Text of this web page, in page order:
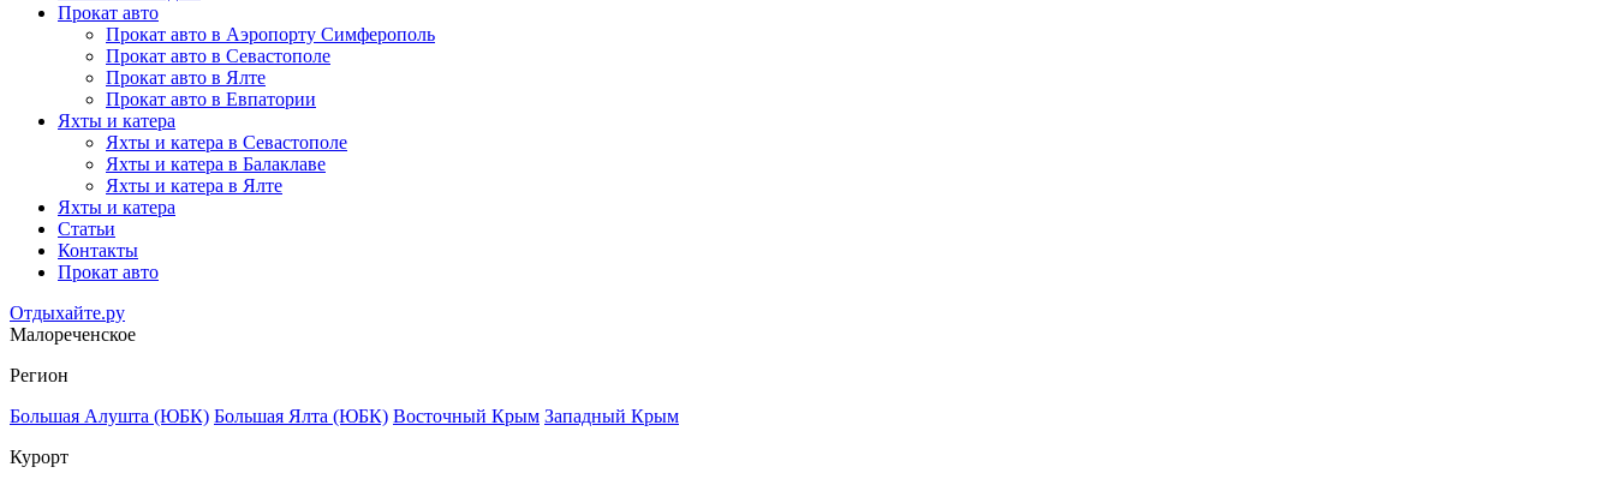
Прокат авто
Прокат авто в Аэропорту Симферополь
Прокат авто в Севастополе
Прокат авто в Ялте
Прокат авто в Евпатории
Яхты и катера
Яхты и катера в Севастополе
Яхты и катера в Балаклаве
Яхты и катера в Ялте
Яхты и катера
Статьи
Контакты
Прокат авто
Отдыхайте.ру
Малореченское
Регион
Большая Алушта (ЮБК) Большая Ялта (ЮБК) Восточный Крым Западный Крым
Курорт